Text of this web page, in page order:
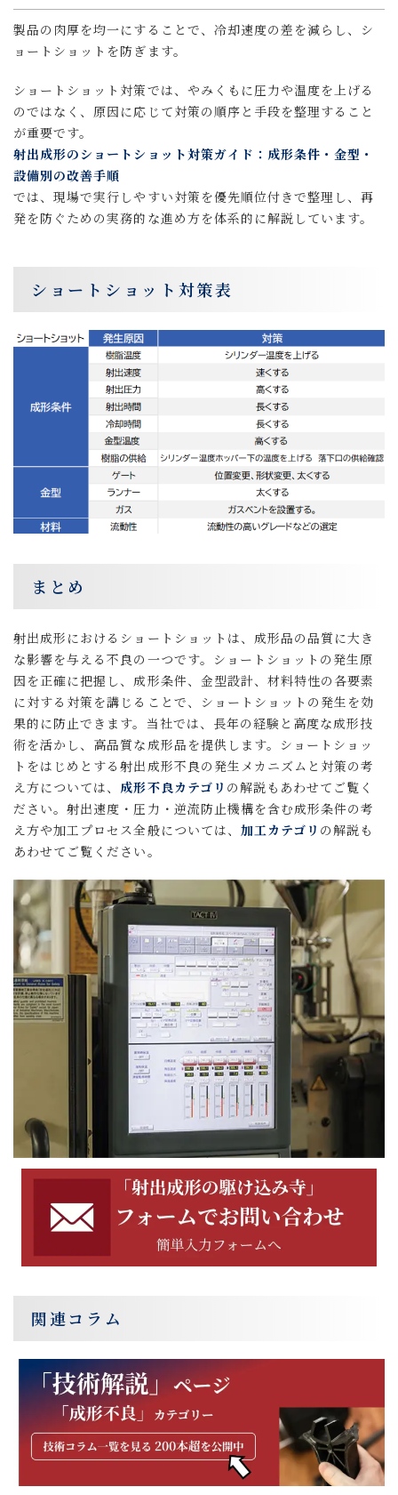
製品の肉厚を均一にすることで、冷却速度の差を減らし、シ
ョートショットを防ぎます。
ショートショット対策では、やみくもに圧力や温度を上げる
のではなく、原因に応じて対策の順序と手段を整理すること
が重要です。
射出成形のショートショット対策ガイド：成形条件・金型・
設備別の改善手順
では、現場で実行しやすい対策を優先順位付きで整理し、再
発を防ぐための実務的な進め方を体系的に解説しています。
ショートショット対策表
まとめ
射出成形におけるショートショットは、成形品の品質に大き
な影響を与える不良の一つです。ショートショットの発生原
因を正確に把握し、成形条件、金型設計、材料特性の各要素
に対する対策を講じることで、ショートショットの発生を効
果的に防止できます。当社では、長年の経験と高度な成形技
術を活かし、高品質な成形品を提供します。ショートショッ
トをはじめとする射出成形不良の発生メカニズムと対策の考
え方については、 成形不良カテゴリ の解説もあわせてご覧く
ださい。射出速度・圧力・逆流防止機構を含む成形条件の考
え方や加工プロセス全般については、 加工カテゴリ の解説も
あわせてご覧ください。
関連コラム